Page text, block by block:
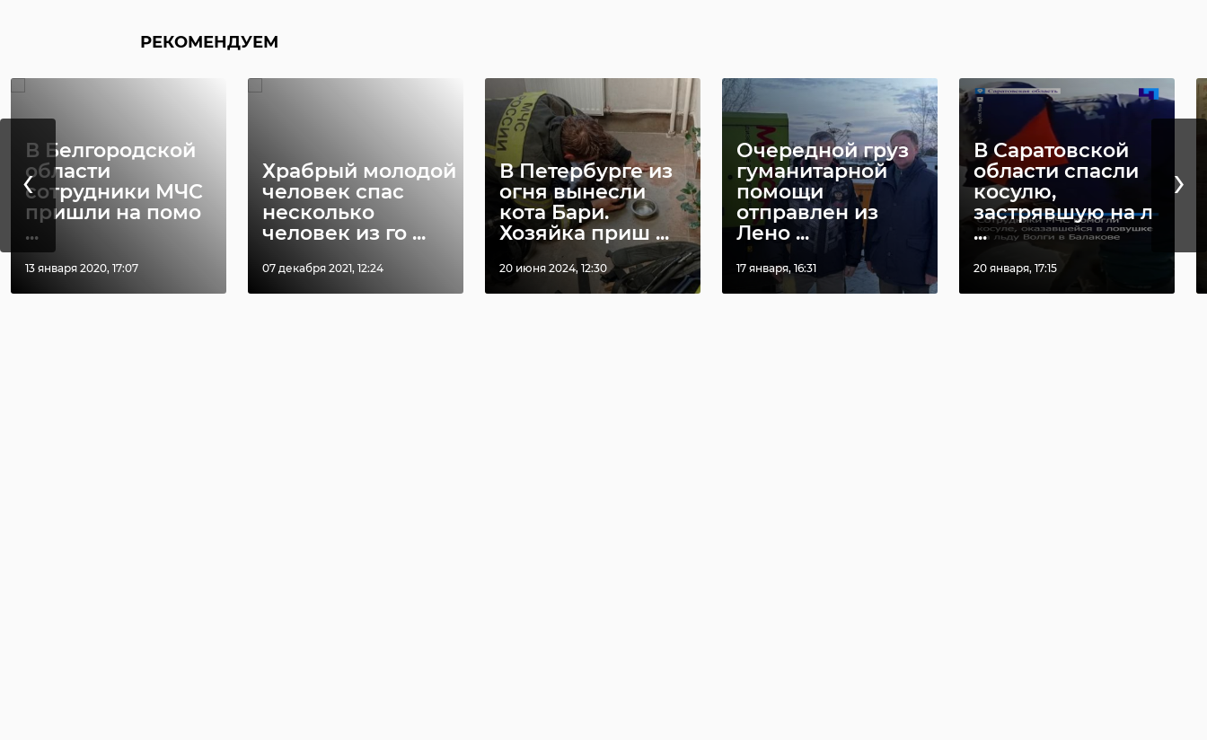
РЕКОМЕНДУЕМ
В Белгородской
области
сотрудники МЧС
пришли на помо
...
13 января 2020, 17:07
Храбрый молодой
человек спас
несколько
человек из го ...
07 декабря 2021, 12:24
В Петербурге из
огня вынесли
кота Бари.
Хозяйка приш ...
20 июня 2024, 12:30
Очередной груз
гуманитарной
помощи
отправлен из
Лено ...
17 января, 16:31
В Саратовской
области спасли
косулю,
застрявшую на л
...
20 января, 17:15
‹ ›